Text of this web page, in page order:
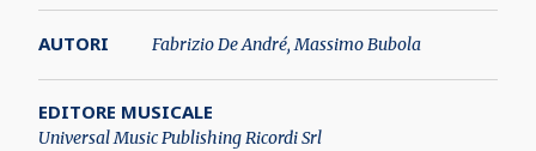
AUTORI Fabrizio De André, Massimo Bubola
EDITORE MUSICALE
Universal Music Publishing Ricordi Srl